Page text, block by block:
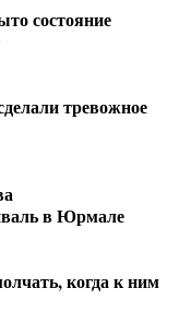
состояние
тревожное
в Юрмале
когда к ним